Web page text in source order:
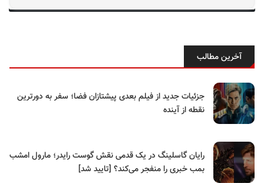
آخرین مطالب
جزئیات جدید از فیلم بعدی پیشتازان فضا؛ سفر به دورترین
نقطه از آینده
رایان گاسلینگ در یک قدمی نقش گوست رایدر؛ مارول امشب
بمب خبری را منفجر می‌کند؟ [تایید شد]